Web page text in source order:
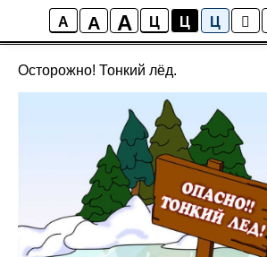
A A A Ц Ц Ц
Новости школы
Осторожно! Тонкий лёд.